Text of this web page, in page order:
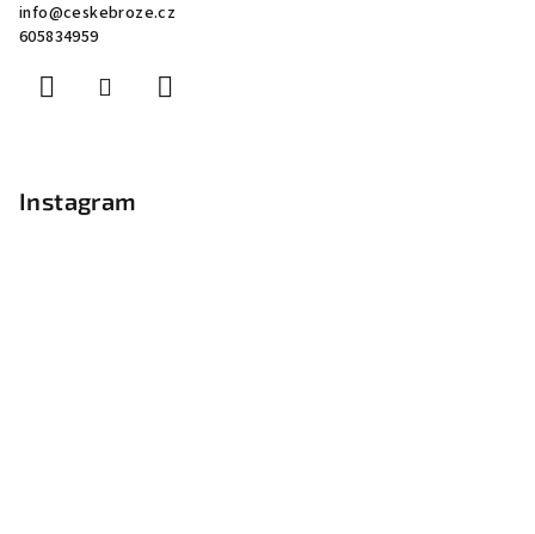
info@ceskebroze.cz
605834959
Instagram